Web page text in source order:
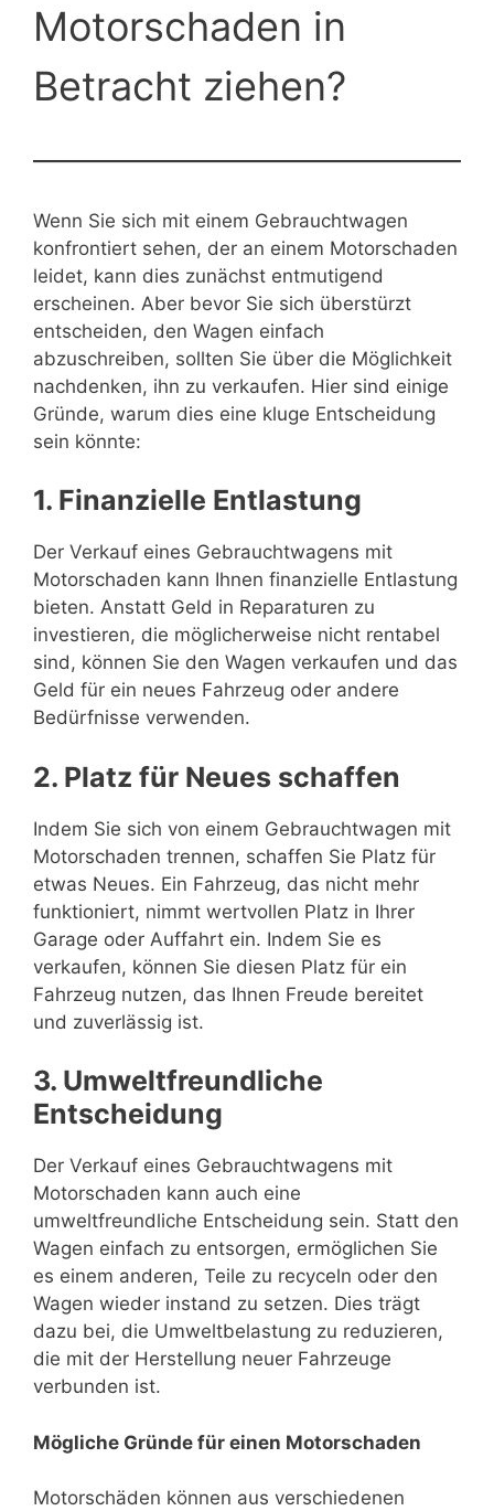
Motorschaden in
Betracht ziehen?
Wenn Sie sich mit einem Gebrauchtwagen
konfrontiert sehen, der an einem Motorschaden
leidet, kann dies zunächst entmutigend
erscheinen. Aber bevor Sie sich überstürzt
entscheiden, den Wagen einfach
abzuschreiben, sollten Sie über die Möglichkeit
nachdenken, ihn zu verkaufen. Hier sind einige
Gründe, warum dies eine kluge Entscheidung
sein könnte:
1. Finanzielle Entlastung
Der Verkauf eines Gebrauchtwagens mit
Motorschaden kann Ihnen finanzielle Entlastung
bieten. Anstatt Geld in Reparaturen zu
investieren, die möglicherweise nicht rentabel
sind, können Sie den Wagen verkaufen und das
Geld für ein neues Fahrzeug oder andere
Bedürfnisse verwenden.
2. Platz für Neues schaffen
Indem Sie sich von einem Gebrauchtwagen mit
Motorschaden trennen, schaffen Sie Platz für
etwas Neues. Ein Fahrzeug, das nicht mehr
funktioniert, nimmt wertvollen Platz in Ihrer
Garage oder Auffahrt ein. Indem Sie es
verkaufen, können Sie diesen Platz für ein
Fahrzeug nutzen, das Ihnen Freude bereitet
und zuverlässig ist.
3. Umweltfreundliche
Entscheidung
Der Verkauf eines Gebrauchtwagens mit
Motorschaden kann auch eine
umweltfreundliche Entscheidung sein. Statt den
Wagen einfach zu entsorgen, ermöglichen Sie
es einem anderen, Teile zu recyceln oder den
Wagen wieder instand zu setzen. Dies trägt
dazu bei, die Umweltbelastung zu reduzieren,
die mit der Herstellung neuer Fahrzeuge
verbunden ist.
Mögliche Gründe für einen Motorschaden
Motorschäden können aus verschiedenen